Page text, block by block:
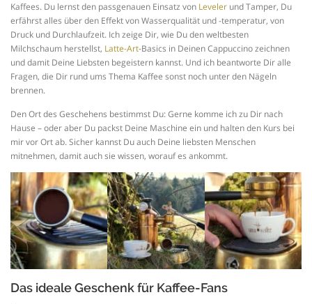
Kaffees. Du lernst den passgenauen Einsatz von Leveler und Tamper, Du
erfährst alles über den Effekt von Wasserqualität und -temperatur, von
Druck und Durchlaufzeit. Ich zeige Dir, wie Du den weltbesten
Milchschaum herstellst, Latte-Art-Basics in Deinen Cappuccino zeichnen
und damit Deine Liebsten begeistern kannst. Und ich beantworte Dir alle
Fragen, die Dir rund ums Thema Kaffee sonst noch unter den Nägeln
brennen.
Den Ort des Geschehens bestimmst Du: Gerne komme ich zu Dir nach
Hause – oder aber Du packst Deine Maschine ein und halten den Kurs bei
mir vor Ort ab. Sicher kannst Du auch Deine liebsten Menschen
mitnehmen, damit auch sie wissen, worauf es ankommt.
Das ideale Geschenk für Kaffee-Fans